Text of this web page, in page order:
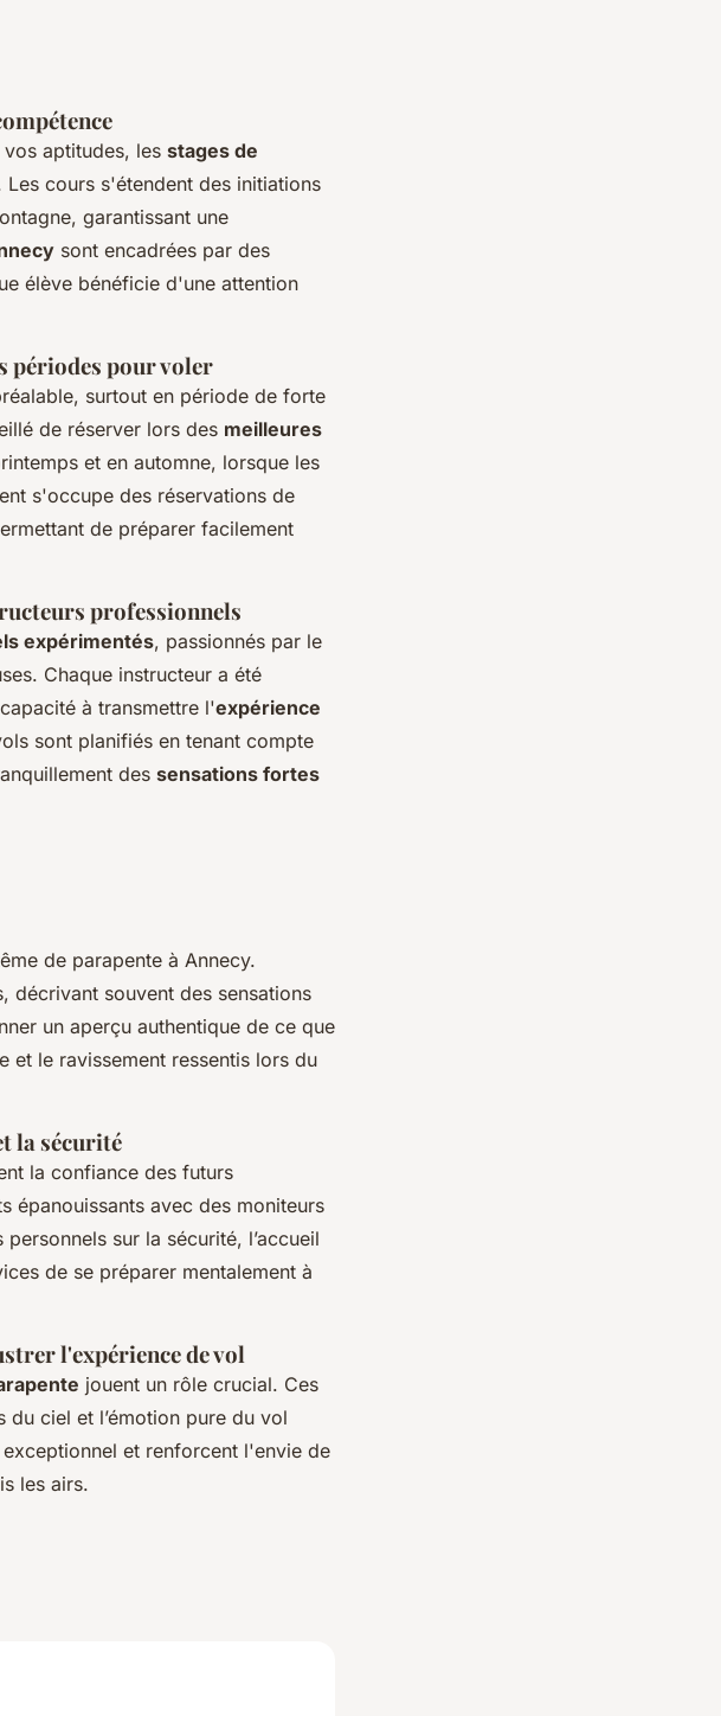
aptitudes, les stages de
cours s'étendent des initiations
garantissant une
sont encadrées par des
élève bénéficie d'une attention
périodes pour voler
surtout en période de forte
de réserver lors des meilleures
et en automne, lorsque les
s'occupe des réservations de
de préparer facilement
professionnels
expérimentés, passionnés par le
Chaque instructeur a été
à transmettre l'expérience
sont planifiés en tenant compte
des sensations fortes
de parapente à Annecy.
décrivant souvent des sensations
un aperçu authentique de ce que
et le ravissement ressentis lors du
la sécurité
la confiance des futurs
épanouissants avec des moniteurs
sur la sécurité, l’accueil
de se préparer mentalement à
l'expérience de vol
jouent un rôle crucial. Ces
du ciel et l’émotion pure du vol
et renforcent l'envie de
les airs.